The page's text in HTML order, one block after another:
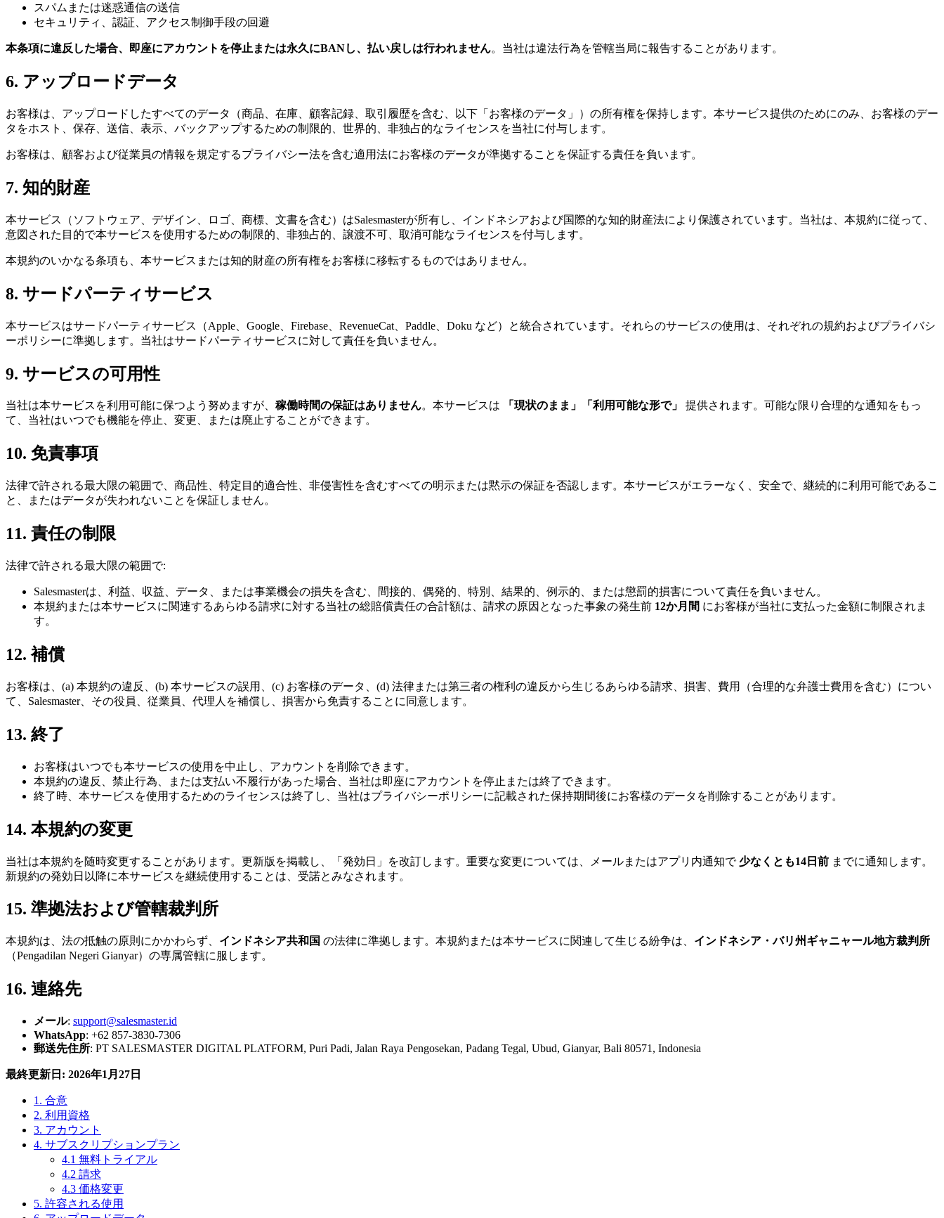
スパムまたは迷惑通信の送信
セキュリティ、認証、アクセス制御手段の回避
本条項に違反した場合、即座にアカウントを停止または永久にBANし、払い戻しは行われません。当社は違法行為を管轄当局に報告することがあります。
6. アップロードデータ
お客様は、アップロードしたすべてのデータ（商品、在庫、顧客記録、取引履歴を含む、以下「お客様のデータ」）の所有権を保持します。本サービス提供のためにのみ、お客様のデー
タをホスト、保存、送信、表示、バックアップするための制限的、世界的、非独占的なライセンスを当社に付与します。
お客様は、顧客および従業員の情報を規定するプライバシー法を含む適用法にお客様のデータが準拠することを保証する責任を負います。
7. 知的財産
本サービス（ソフトウェア、デザイン、ロゴ、商標、文書を含む）はSalesmasterが所有し、インドネシアおよび国際的な知的財産法により保護されています。当社は、本規約に従って、
意図された目的で本サービスを使用するための制限的、非独占的、譲渡不可、取消可能なライセンスを付与します。
本規約のいかなる条項も、本サービスまたは知的財産の所有権をお客様に移転するものではありません。
8. サードパーティサービス
本サービスはサードパーティサービス（Apple、Google、Firebase、RevenueCat、Paddle、Doku など）と統合されています。それらのサービスの使用は、それぞれの規約およびプライバシ
ーポリシーに準拠します。当社はサードパーティサービスに対して責任を負いません。
9. サービスの可用性
当社は本サービスを利用可能に保つよう努めますが、 稼働時間の保証はありません。本サービスは 「現状のまま」「利用可能な形で」
提供されます。可能な限り合理的な通知をもっ
て、当社はいつでも機能を停止、変更、または廃止することができます。
10. 免責事項
法律で許される最大限の範囲で、商品性、特定目的適合性、非侵害性を含むすべての明示または黙示の保証を否認します。本サービスがエラーなく、安全で、継続的に利用可能であるこ
と、またはデータが失われないことを保証しません。
11. 責任の制限
法律で許される最大限の範囲で:
Salesmasterは、利益、収益、データ、または事業機会の損失を含む、間接的、偶発的、特別、結果的、例示的、または懲罰的損害について責任を負いません。
本規約または本サービスに関連するあらゆる請求に対する当社の総賠償責任の合計額は、請求の原因となった事象の発生前 12か月間 にお客様が当社に支払った金額に制限されま
す。
12. 補償
お客様は、(a) 本規約の違反、(b) 本サービスの誤用、(c) お客様のデータ、(d) 法律または第三者の権利の違反から生じるあらゆる請求、損害、費用（合理的な弁護士費用を含む）につい
て、Salesmaster、その役員、従業員、代理人を補償し、損害から免責することに同意します。
13. 終了
お客様はいつでも本サービスの使用を中止し、アカウントを削除できます。
本規約の違反、禁止行為、または支払い不履行があった場合、当社は即座にアカウントを停止または終了できます。
終了時、本サービスを使用するためのライセンスは終了し、当社はプライバシーポリシーに記載された保持期間後にお客様のデータを削除することがあります。
14. 本規約の変更
当社は本規約を随時変更することがあります。更新版を掲載し、「発効日」を改訂します。重要な変更については、メールまたはアプリ内通知で少なくとも14日前 までに通知します。
新規約の発効日以降に本サービスを継続使用することは、受諾とみなされます。
15. 準拠法および管轄裁判所
本規約は、法の抵触の原則にかかわらず、 インドネシア共和国 の法律に準拠します。本規約または本サービスに関連して生じる紛争は、 インドネシア・バリ州ギャニャール地方裁判所
（Pengadilan Negeri Gianyar）の専属管轄に服します。
16. 連絡先
メール: support@salesmaster.id
WhatsApp: +62 857-3830-7306
郵送先住所: PT SALESMASTER DIGITAL PLATFORM, Puri Padi, Jalan Raya Pengosekan, Padang Tegal, Ubud, Gianyar, Bali 80571, Indonesia
最終更新日: 2026年1月27日
1. 合意
2. 利用資格
3. アカウント
4. サブスクリプションプラン
4.1 無料トライアル
4.2 請求
4.3 価格変更
5. 許容される使用